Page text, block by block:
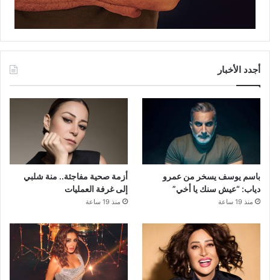
أجدد الأخبار
باسم يوسف يسخر من عمرو
دياب: “عيش سنك يا أخي”
منذ 19 ساعة
أزمة صحية مفاجئة.. منة شلبي
إلى غرفة العمليات
منذ 19 ساعة